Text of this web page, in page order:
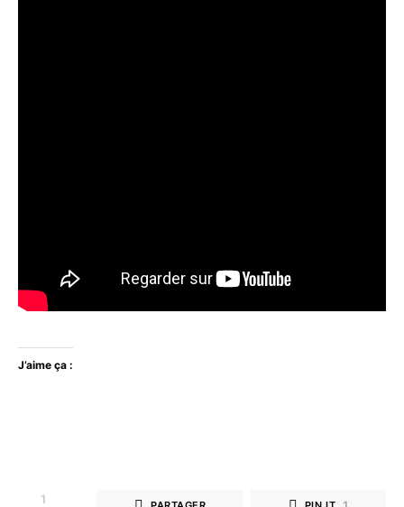
J’aime ça :
1